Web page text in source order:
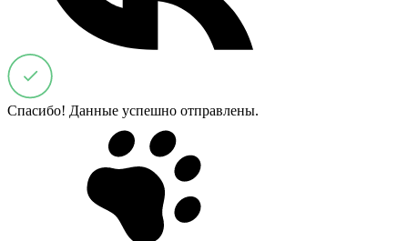
Спасибо! Данные успешно отправлены.